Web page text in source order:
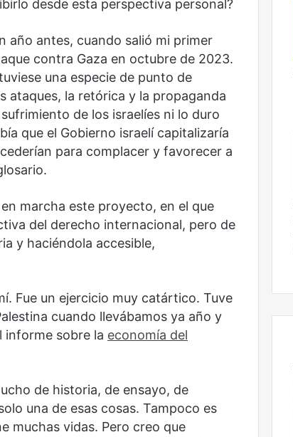
desde esta perspectiva personal?
año antes, cuando salió mi primer
contra Gaza en octubre de 2023.
una especie de punto de
ataques, la retórica y la propaganda
de los israelíes ni lo duro
que el Gobierno israelí capitalizaría
para complacer y favorecer a
marcha este proyecto, en el que
del derecho internacional, pero de
y haciéndola accesible,
Fue un ejercicio muy catártico. Tuve
cuando llevábamos ya año y
informe sobre la economía del
de historia, de ensayo, de
una de esas cosas. Tampoco es
muchas vidas. Pero creo que
Obradorista